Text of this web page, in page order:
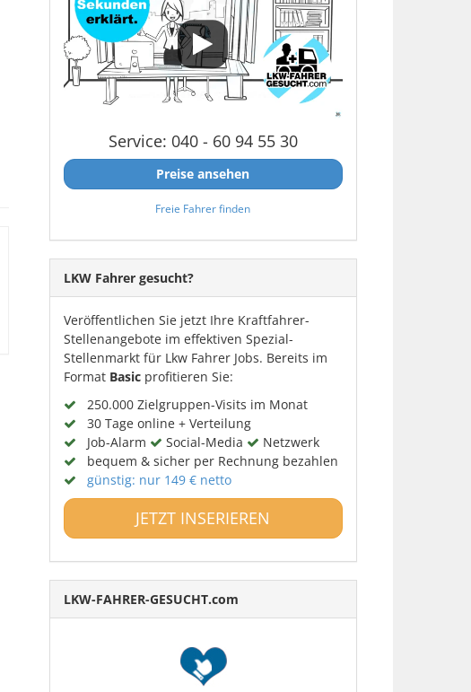
Service: 040 - 60 94 55 30
Preise ansehen
Freie Fahrer finden
LKW Fahrer gesucht?
Veröffentlichen Sie jetzt Ihre Kraftfahrer-
Stellenangebote im effektiven Spezial-
Stellenmarkt für Lkw Fahrer Jobs. Bereits im
Format Basicprofitieren Sie:
250.000 Zielgruppen-Visits im Monat
30 Tage online + Verteilung
Job-Alarm
Social-Media
Netzwerk
bequem & sicher per Rechnung bezahlen
günstig: nur 149 € netto
JETZT INSERIEREN
LKW-FAHRER-GESUCHT.com